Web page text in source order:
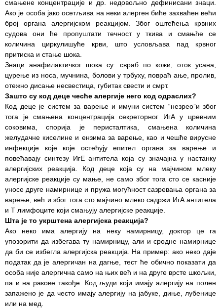
смањене концентрације и др. недовољно дефинисани знаци.
Ако је особа јако осетљива на неки алерген биће захваћен већи
број органа алергијском реакцијом. Због оштећења крвних
судова они ће пропуштати течност у ткива и смањће се
количина циркулишуће крви, што условљава пад крвног
притиска и стање шока.
Знаци анафилактичког шока су: свраб по кожи, оток усана,
цурење из носа, мучнина, болови у трбуху, повраћ ање, пролив,
отежно дисање несвестица, губитак свести и смрт.
Зашто су код деце чесће алергије него код одраслих?
Код деце је систем за варење и имуни систем “незрео”и због
тога је смањена концентрација секреторног ИгА у цревним
соковима, спорија је перисталтика, смањена количина
желудачне киселине и ензима за варење, као и чешће вирусне
инфекције које које остећују епител органа за варење и
повећавају синтезу ИгЕ антитела која су значајна у настанку
алергијских реакција. Код деце која су на мајчином млеку
алергијске реакције су мање, не само због тога сто се касније
уносе друге намирнице и пружа могућност сазревања органа за
варење, већ и због тога сто мајчино млеко садржи ИгА антитела
и Т лимфоците који смањују алергијске реакције.
Шта је то укрштена алергијска реакција?
Ако неко има алергију на неку намирницу, доктор це га
упозорити да избегава ту намирницу, али и сродне намирнице
да би се избегла алергијска реакција. На пример: ако неко даје
податак да је алергичан на дагње, тест ће обично показати да
особа није алергична само на њих већ и на друге врсте шкољки,
па и на ракове такође. Код људи који имају алергију на полен
запажено је да често имају алергију на јабуке, диње, лубенице
или на мед.
ПАЦИЈЕНТЕ
ПРЕГЛЕДА
КВАЛИТЕТ
РАДА
квалитета
Задовољство
запослених
корисника
Завода
Приговори
пацијената
УСЛУГЕ